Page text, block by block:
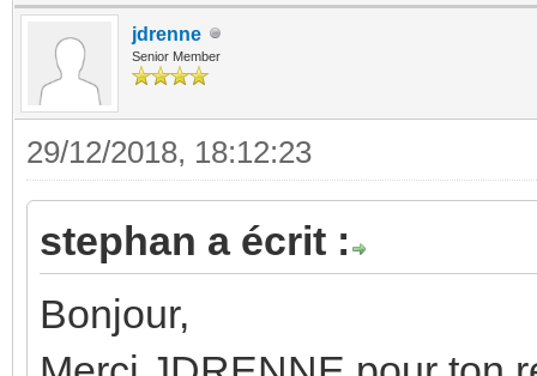
jdrenne
Senior Member
29/12/2018, 18:12:23
stephan a écrit :
Bonjour,